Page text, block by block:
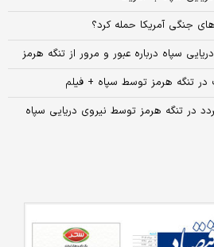
جنگی آمریکا حمله کرد؟
سپاه درباره عبور و مرور از تنگه هرمز
تنگه هرمز توسط سپاه + فیلم
در تنگه هرمز توسط نیروی دریایی سپاه